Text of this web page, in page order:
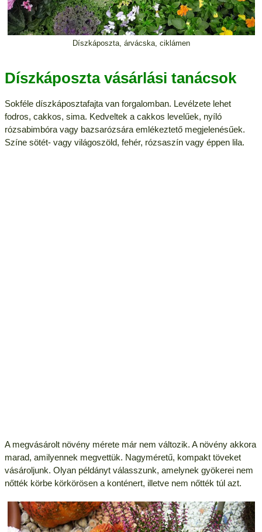
Díszkáposzta, árvácska, ciklámen
Díszkáposzta vásárlási tanácsok
Sokféle díszkáposztafajta van forgalomban. Levélzete lehet
fodros, cakkos, sima. Kedveltek a cakkos levelűek, nyíló
rózsabimbóra vagy bazsarózsára emlékeztető megjelenésűek.
Színe sötét- vagy világoszöld, fehér, rózsaszín vagy éppen lila.
A megvásárolt növény mérete már nem változik. A növény akkora
marad, amilyennek megvettük. Nagyméretű, kompakt töveket
vásároljunk. Olyan példányt válasszunk, amelynek gyökerei nem
nőtték körbe körkörösen a konténert, illetve nem nőtték túl azt.